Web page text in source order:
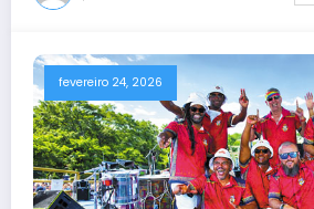
fevereiro 24, 2026